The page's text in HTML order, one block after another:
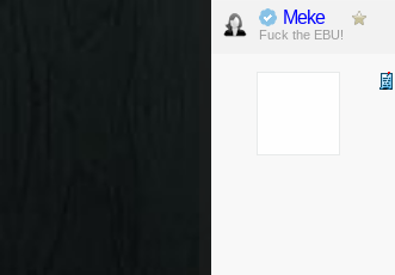
Meke
Fuck the EBU!